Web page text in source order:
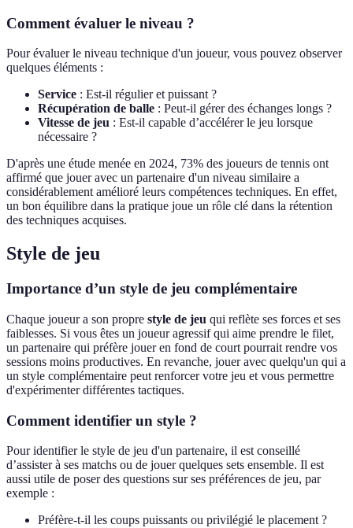
Comment évaluer le niveau ?
Pour évaluer le niveau technique d'un joueur, vous pouvez observer
quelques éléments :
Service : Est-il régulier et puissant ?
Récupération de balle : Peut-il gérer des échanges longs ?
Vitesse de jeu : Est-il capable d’accélérer le jeu lorsque
nécessaire ?
D'après une étude menée en 2024, 73% des joueurs de tennis ont
affirmé que jouer avec un partenaire d'un niveau similaire a
considérablement amélioré leurs compétences techniques. En effet,
un bon équilibre dans la pratique joue un rôle clé dans la rétention
des techniques acquises.
Style de jeu
Importance d’un style de jeu complémentaire
Chaque joueur a son propre style de jeu qui reflète ses forces et ses
faiblesses. Si vous êtes un joueur agressif qui aime prendre le filet,
un partenaire qui préfère jouer en fond de court pourrait rendre vos
sessions moins productives. En revanche, jouer avec quelqu'un qui a
un style complémentaire peut renforcer votre jeu et vous permettre
d'expérimenter différentes tactiques.
Comment identifier un style ?
Pour identifier le style de jeu d'un partenaire, il est conseillé
d’assister à ses matchs ou de jouer quelques sets ensemble. Il est
aussi utile de poser des questions sur ses préférences de jeu, par
exemple :
Préfère-t-il les coups puissants ou privilégié le placement ?